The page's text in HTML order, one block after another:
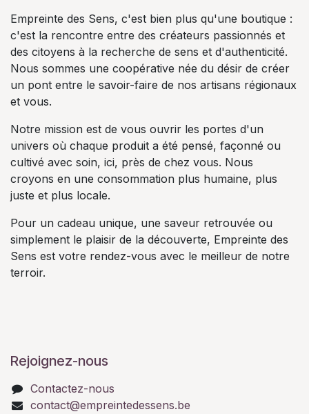
Empreinte des Sens, c'est bien plus qu'une boutique :
c'est la rencontre entre des créateurs passionnés et
des citoyens à la recherche de sens et d'authenticité.
Nous sommes une coopérative née du désir de créer
un pont entre le savoir-faire de nos artisans régionaux
et vous.
Notre mission est de vous ouvrir les portes d'un
univers où chaque produit a été pensé, façonné ou
cultivé avec soin, ici, près de chez vous. Nous
croyons en une consommation plus humaine, plus
juste et plus locale.
Pour un cadeau unique, une saveur retrouvée ou
simplement le plaisir de la découverte, Empreinte des
Sens est votre rendez-vous avec le meilleur de notre
terroir.
Rejoignez-nous
Contactez-nous
contact@empreintedessens.be